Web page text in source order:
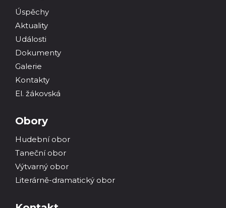
Úspěchy
Aktuality
Události
Dokumenty
Galerie
Kontakty
El. žákovská
Obory
Hudební obor
Taneční obor
Výtvarný obor
Literárně-dramatický obor